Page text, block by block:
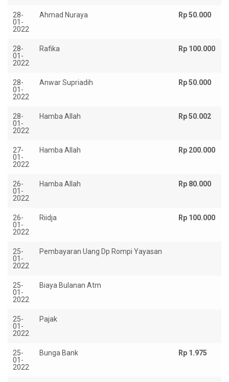
28-
01-
2022
Ahmad Nuraya Rp 50.000
28-
01-
2022
Rafika Rp 100.000
28-
01-
2022
Anwar Supriadih Rp 50.000
28-
01-
2022
Hamba Allah Rp 50.002
27-
01-
2022
Hamba Allah Rp 200.000
26-
01-
2022
Hamba Allah Rp 80.000
26-
01-
2022
Riidja Rp 100.000
25-
01-
2022
Pembayaran Uang Dp Rompi Yayasan
25-
01-
2022
Biaya Bulanan Atm
25-
01-
2022
Pajak
25-
01-
2022
Bunga Bank Rp 1.975